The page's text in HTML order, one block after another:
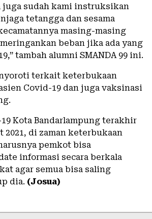
juga sudah kami instruksikan
tetangga dan sesama
masing-masing
beban jika ada yang
tambah alumni SMANDA 99 ini.
terkait keterbukaan
Covid-19 dan juga vaksinasi
Kota Bandarlampung terakhir
2021, di zaman keterbukaan
pemkot bisa
informasi secara berkala
agar semua bisa saling
dia. (Josua)